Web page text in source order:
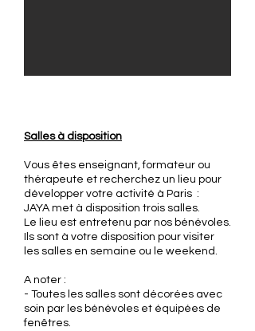
Salles à disposition
Vous êtes enseignant, formateur ou
thérapeute et recherchez un lieu pour
développer votre activité à Paris :
JAYA met à disposition trois salles.
Le lieu est entretenu par nos bénévoles.
Ils sont à votre disposition pour visiter
les salles en semaine ou le weekend.
A noter :
- Toutes les salles sont décorées avec
soin par les bénévoles et équipées de
fenêtres.